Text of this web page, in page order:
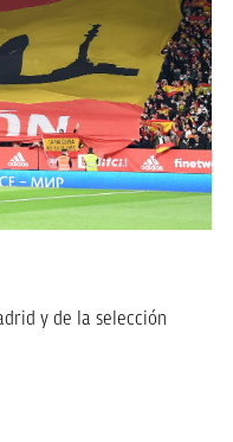
y de la selección